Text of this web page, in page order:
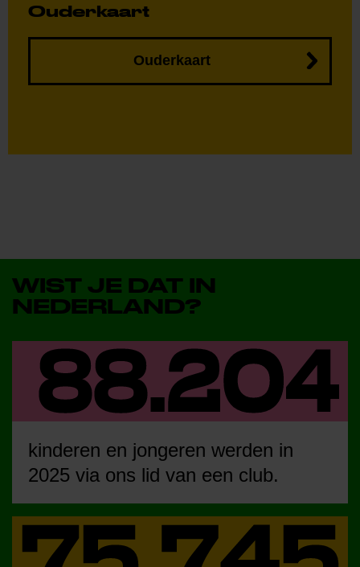
Ouderkaart
Ouderkaart
WIST JE DAT IN
NEDERLAND?
kinderen en jongeren werden in
2025 via ons lid van een club.